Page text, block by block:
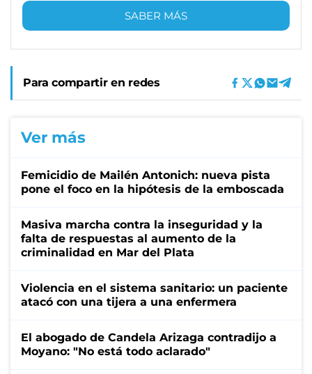
SABER MÁS
Para compartir en redes
Ver más
Femicidio de Mailén Antonich: nueva pista
pone el foco en la hipótesis de la emboscada
Masiva marcha contra la inseguridad y la
falta de respuestas al aumento de la
criminalidad en Mar del Plata
Violencia en el sistema sanitario: un paciente
atacó con una tijera a una enfermera
El abogado de Candela Arizaga contradijo a
Moyano: "No está todo aclarado"